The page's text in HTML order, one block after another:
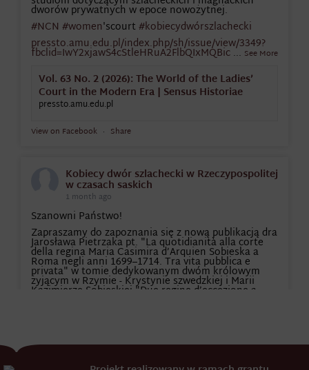
dworów prywatnych w epoce nowożytnej.
#NCN #women'scourt #kobiecydwórszlachecki
pressto.amu.edu.pl/index.php/sh/issue/view/3349?
fbclid=IwY2xjawS4cStleHRuA2FlbQIxMQBic ... See More
Vol. 63 No. 2 (2026): The World of the Ladies’
Court in the Modern Era | Sensus Historiae
pressto.amu.edu.pl
View on Facebook · Share
Kobiecy dwór szlachecki w Rzeczypospolitej
w czasach saskich
1 month ago
Szanowni Państwo!
Zapraszamy do zapoznania się z nową publikacją dra
Jarosława Pietrzaka pt. "La quotidianità alla corte
della regina Maria Casimira d’Arquien Sobieska a
Roma negli anni 1699–1714. Tra vita pubblica e
privata" w tomie dedykowanym dwóm królowym
żyjącym w Rzymie - Krystynie szwedzkiej i Marii
Kazimierze Sobieskiej "Due regine d’eccezione a
regine d'eccezione a Roma. Cristina di Svezia e